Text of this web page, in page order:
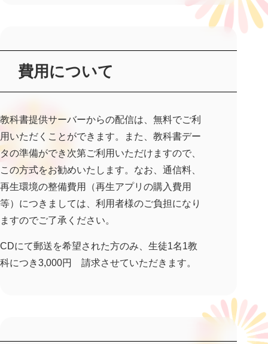
費用について
教科書提供サーバーからの配信は、無料でご利
用いただくことができます。また、教科書デー
タの準備ができ次第ご利用いただけますので、
この方式をお勧めいたします。なお、通信料、
再生環境の整備費用（再生アプリの購入費用
等）につきましては、利用者様のご負担になり
ますのでご了承ください。
CDにて郵送を希望された方のみ、生徒1名1教
科につき3,000円 請求させていただきます。